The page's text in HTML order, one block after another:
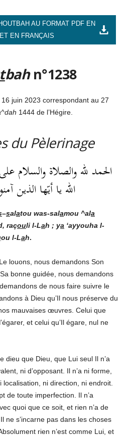
AU FORMAT PDF EN
EN FRANÇAIS
bahn°1238
juin 2023 correspondant au 27
1444 de l’Hégire.
du Pèlerinage
الحمد لله والصلاة والسلام
الله يا أيّها الذين
–salatou was-salamou ^ala
raçouli l-Lah ; ya ‘ayyouha l-
ou l-Lah.
louons, nous demandons Son
bonne guidée, nous demandons
de nous faire suivre le
à Dieu qu’Il nous préserve du
mauvaises œuvres. Celui que
et celui qu’Il égare, nul ne
dieu que Dieu, que Lui seul Il n’a
ni d’opposant. Il n’a ni forme,
ni direction, ni endroit.
de toute imperfection. Il n’a
quoi que ce soit, et rien n’a de
ne s’incarne pas dans les choses
rien n’est comme Lui, et